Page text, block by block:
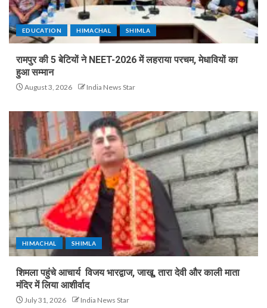
EDUCATION HIMACHAL SHIMLA
रामपुर की 5 बेटियों ने NEET-2026 में लहराया परचम, मेधावियों का
हुआ सम्मान
August 3, 2026 India News Star
HIMACHAL SHIMLA
शिमला पहुंचे आचार्य विजय भारद्वाज, जाखू, तारा देवी और काली माता
मंदिर में लिया आशीर्वाद
July 31, 2026 India News Star